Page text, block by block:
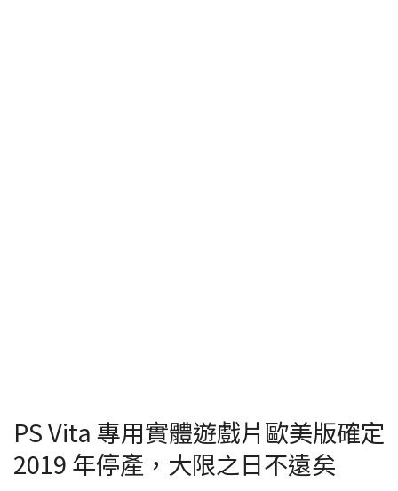
PS Vita 專用實體遊戲片歐美版確定
2019 年停產，大限之日不遠矣